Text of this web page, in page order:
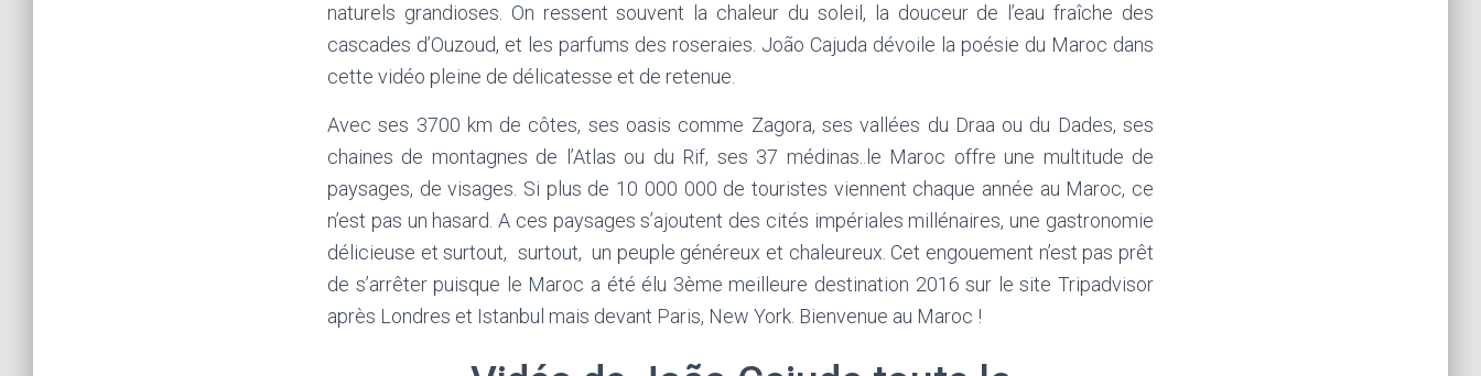
naturels grandioses. On ressent souvent la chaleur du soleil, la douceur de l’eau fraîche des
cascades d’Ouzoud, et les parfums des roseraies. João Cajuda dévoile la poésie du Maroc dans
cette vidéo pleine de délicatesse et de retenue.
Avec ses 3700 km de côtes, ses oasis comme Zagora, ses vallées du Draa ou du Dades, ses
chaines de montagnes de l’Atlas ou du Rif, ses 37 médinas..le Maroc offre une multitude de
paysages, de visages. Si plus de 10 000 000 de touristes viennent chaque année au Maroc, ce
n’est pas un hasard. A ces paysages s’ajoutent des cités impériales millénaires, une gastronomie
délicieuse et surtout, surtout, un peuple généreux et chaleureux. Cet engouement n’est pas prêt
de s’arrêter puisque le Maroc a été élu 3ème meilleure destination 2016 sur le site Tripadvisor
après Londres et Istanbul mais devant Paris, New York. Bienvenue au Maroc !